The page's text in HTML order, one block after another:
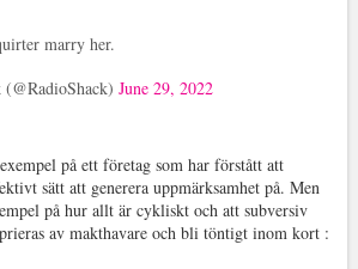
marry her.
June 29, 2022
på ett företag som har förstått att
sätt att generera uppmärksamhet på. Men
på hur allt är cykliskt och att subversiv
av makthavare och bli töntigt inom kort :